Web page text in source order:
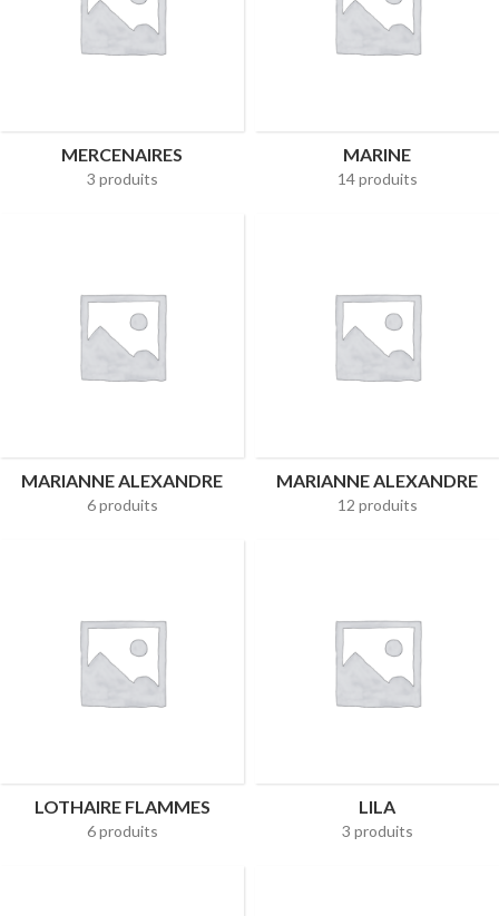
MERCENAIRES
3 produits
MARINE
14 produits
MARIANNE ALEXANDRE
6 produits
MARIANNE ALEXANDRE
12 produits
LOTHAIRE FLAMMES
6 produits
LILA
3 produits